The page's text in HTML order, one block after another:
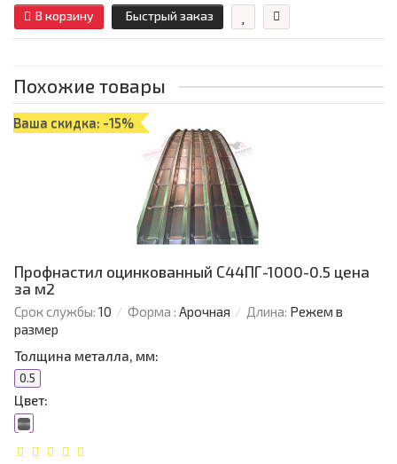
В корзину Быстрый заказ
Похожие товары
Ваша скидка: -15%
Профнастил оцинкованный С44ПГ-1000-0.5 цена
за м2
Срок службы: 10 Форма : Арочная Длина: Режем в
размер
Толщина металла, мм:
0.5
Цвет: